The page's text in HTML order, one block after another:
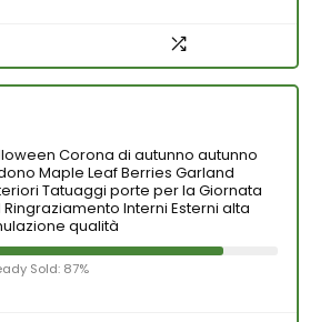
Corona di autunno autunno
Maple Leaf Berries Garland
Tatuaggi porte per la Giornata
Interni Esterni alta
qualità
Sold: 87%